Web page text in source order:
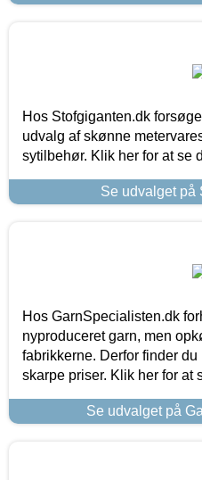
Hos Stofgiganten.dk
udvalg af skønne
sytilbehør. Klik her for at se
Se udvalget på
Hos GarnSpecialisten.dk
nyproduceret garn, men
fabrikkerne. Derfor finder du
skarpe priser. Klik her for at
Se udvalget på